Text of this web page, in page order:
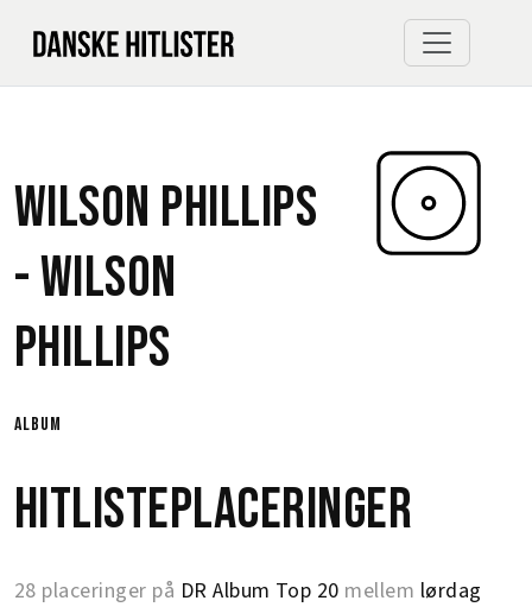
Wilson Phillips
-Wilson
Phillips
album
Hitlisteplaceringer
28 placeringer på DR Album Top 20 mellem lørdag